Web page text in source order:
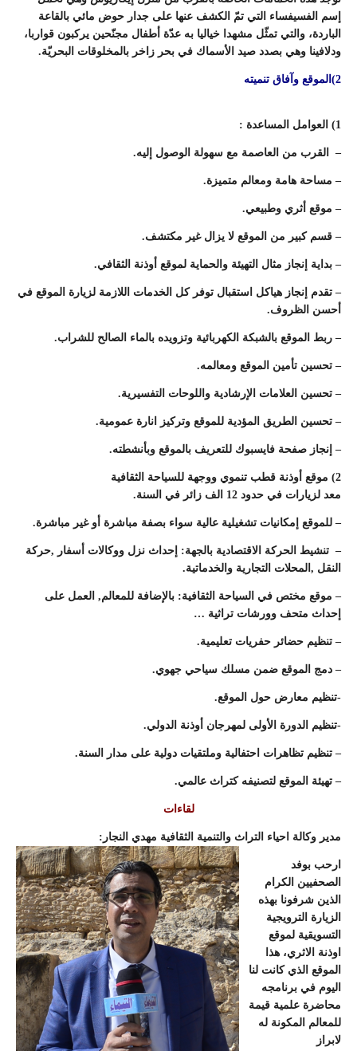
إسم الفسيفساء التي تمّ الكشف عنها على جدار حوض مائي بالقاعة
الباردة، والتي تمثّل مشهدا خياليا به عدّة أطفال مجنّحين يركبون قواربا،
ودلافينا وهي بصدد صيد الأسماك في بحر زاخر بالمخلوقات البحريّة.
2)الموقع وآفاق تنميته
1) العوامل المساعدة :
– القرب من العاصمة مع سهولة الوصول إليه.
– مساحة هامة ومعالم متميزة.
– موقع أثري وطبيعي.
– قسم كبير من الموقع لا يزال غير مكتشف.
– بداية إنجاز مثال التهيئة والحماية لموقع أوذنة الثقافي.
– تقدم إنجاز هياكل استقبال توفر كل الخدمات اللازمة لزيارة الموقع في
أحسن الظروف.
– ربط الموقع بالشبكة الكهربائية وتزويده بالماء الصالح للشراب.
– تحسين تأمين الموقع ومعالمه.
– تحسين العلامات الإرشادية واللوحات التفسيرية.
– تحسين الطريق المؤدية للموقع وتركيز انارة عمومية.
– إنجاز صفحة فايسبوك للتعريف بالموقع وبأنشطته.
2) موقع أوذنة قطب تنموي ووجهة للسياحة الثقافية
معد لزيارات في حدود 12 الف زائر في السنة.
– للموقع إمكانيات تشغيلية عالية سواء بصفة مباشرة أو غير مباشرة.
– تنشيط الحركة الاقتصادية بالجهة: إحداث نزل ووكالات أسفار ,حركة
النقل ,المحلات التجارية والخدماتية.
– موقع مختص في السياحة الثقافية: بالإضافة للمعالم, العمل على
إحداث متحف وورشات تراثية …
– تنظيم حضائر حفريات تعليمية.
– دمج الموقع ضمن مسلك سياحي جهوي.
-تنظيم معارض حول الموقع.
-تنظيم الدورة الأولى لمهرجان أوذنة الدولي.
– تنظيم تظاهرات احتفالية وملتقيات دولية على مدار السنة.
– تهيئة الموقع لتصنيفه كتراث عالمي.
لقاءات
مدير وكالة احياء التراث والتنمية الثقافية مهدي النجار:
ارحب بوفد
الصحفيين الكرام
الذين شرفونا بهذه
الزيارة الترويجية
التسويقية لموقع
اوذنة الاثري، هذا
الموقع الذي كانت لنا
اليوم في برنامجه
محاضرة علمية قيمة
للمعالم المكونة له
لابراز